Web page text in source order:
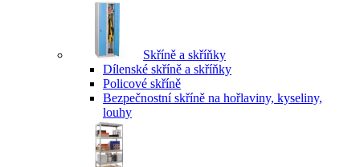
Skříně a skříňky
Dílenské skříně a skříňky
Policové skříně
Bezpečnostní skříně na hořlaviny, kyseliny,
louhy